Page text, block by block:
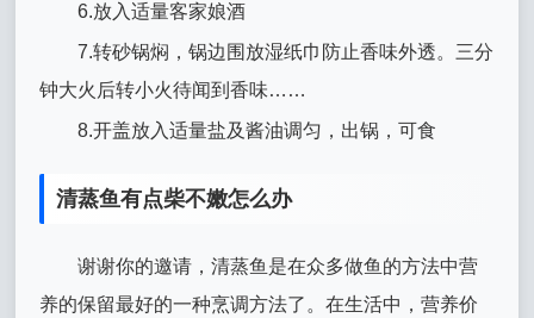
6.放入适量客家娘酒
7.转砂锅焖，锅边围放湿纸巾防止香味外透。三分
钟大火后转小火待闻到香味……
8.开盖放入适量盐及酱油调匀，出锅，可食
清蒸鱼有点柴不嫩怎么办
谢谢你的邀请，清蒸鱼是在众多做鱼的方法中营
养的保留最好的一种烹调方法了。在生活中，营养价